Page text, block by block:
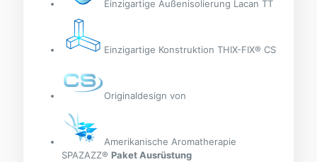
Einzigartige Außenisolierung Lacan TT
Einzigartige Konstruktion THIX-FIX® CS
Originaldesign von
Amerikanische Aromatherapie
SPAZAZZ®Paket Ausrüstung